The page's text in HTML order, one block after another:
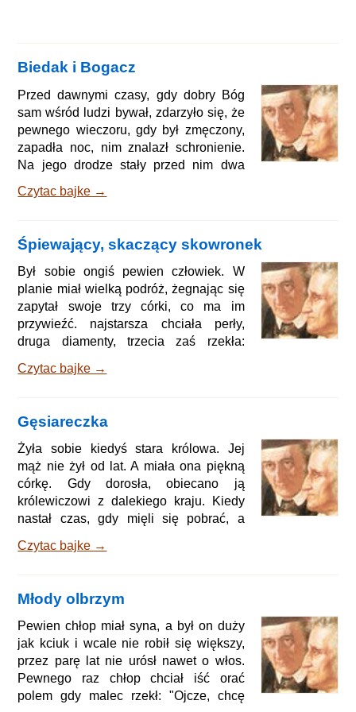
Biedak i Bogacz
Przed dawnymi czasy, gdy dobry Bóg
sam wśród ludzi bywał, zdarzyło się, że
pewnego wieczoru, gdy był zmęczony,
zapadła noc, nim znalazł schronienie.
Na jego drodze stały przed nim dwa
jeden był duży i piękny, a drugi mały i
do biedaka. Pan Bóg pomyślał sobie
tedy, że nie będzie zbyt uciążliwy dla
bogatego, jeśli u niego przenocuje.
Bogaty, gdy usłyszał, jak ktoś puka do
drzwi, otworzył okno i zapytał obcego,,
czego szuka. P
Czytac bajke →
Śpiewający, skaczący skowronek
Był sobie ongiś pewien człowiek. W
planie miał wielką podróż, żegnając się
zapytał swoje trzy córki, co ma im
przywieźć. najstarsza chciała perły,
druga diamenty, trzecia zaś rzekła:
skaczącego słowika. Ojciec rzekł: "Tak,
Nadszedł wreszcie czas powrotu, dla
starszych córek miał już perły i
diamenty, lecz skaczącego,
śpiewającego skowronka dla
najmłodszej szukał po wszystkich
miejscach na pró
Czytac bajke →
Gęsiareczka
Żyła sobie kiedyś stara królowa. Jej
mąż nie żył od lat. A miała ona piękną
córkę. Gdy dorosła, obiecano ją
królewiczowi z dalekiego kraju. Kiedy
nastał czas, gdy mięli się pobrać, a
królestwa, stara zapakowała jej wiele
wszystko, co należało do królewskiego
posagu, bo kochała swe dziecko z
całego serca. Dała jej także służkę,
która miała z nią jechać, by oddać ją w
ręce narzeczonego, każ
Czytac bajke →
Młody olbrzym
Pewien chłop miał syna, a był on duży
jak kciuk i wcale nie robił się większy,
przez parę lat nie urósł nawet o włos.
Pewnego raz chłop chciał iść orać
polem gdy malec rzekł: "Ojcze, chcę